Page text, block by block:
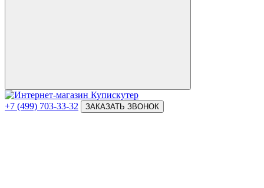
+7 (499) 703-33-32 ЗАКАЗАТЬ ЗВОНОК